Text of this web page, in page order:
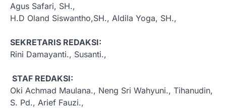
Agus Safari, SH.,
H.D Oland Siswantho,SH., Aldila Yoga, SH.,
SEKRETARIS REDAKSI:
Rini Damayanti., Susanti.,
STAF REDAKSI:
Oki Achmad Maulana., Neng Sri Wahyuni., Tihanudin,
S. Pd., Arief Fauzi.,